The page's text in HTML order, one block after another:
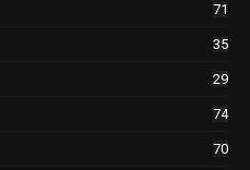
71
35
29
74
70